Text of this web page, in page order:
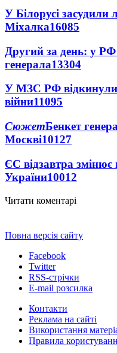
У Білорусі засудили
Міхалка16085
Другий за день: у
генерала13304
У МЗС РФ відкинули
війни11095
СюжетБенкет
Москві10127
ЄС відзавтра змінює
України10012
Читати коментарі
Повна версія сайту
Facebook
Twitter
RSS-стрічки
E-mail розсилка
Контакти
Реклама на сайті
Використання
Правила